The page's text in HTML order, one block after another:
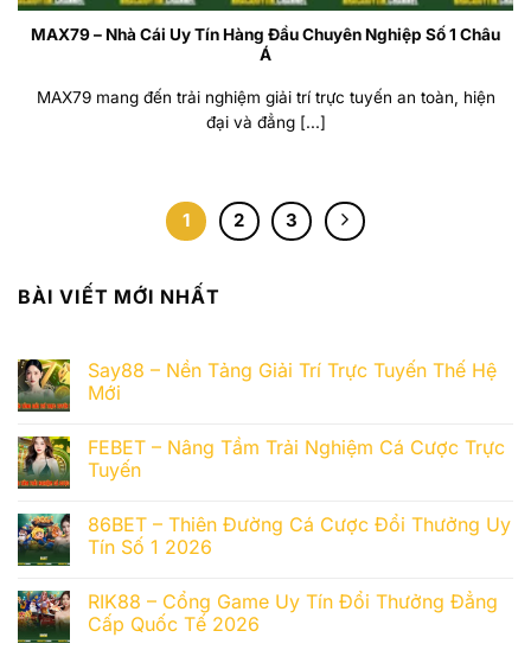
MAX79 – Nhà Cái Uy Tín Hàng Đầu Chuyên Nghiệp Số 1 Châu
Á
MAX79 mang đến trải nghiệm giải trí trực tuyến an toàn, hiện
đại và đẳng [...]
1 2 3
BÀI VIẾT MỚI NHẤT
Say88 – Nền Tảng Giải Trí Trực Tuyến Thế Hệ
Mới
FEBET – Nâng Tầm Trải Nghiệm Cá Cược Trực
Tuyến
86BET – Thiên Đường Cá Cược Đổi Thưởng Uy
Tín Số 1 2026
RIK88 – Cổng Game Uy Tín Đổi Thưởng Đẳng
Cấp Quốc Tế 2026